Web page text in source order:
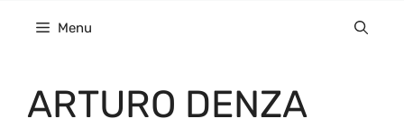
Menu
ARTURO DENZA